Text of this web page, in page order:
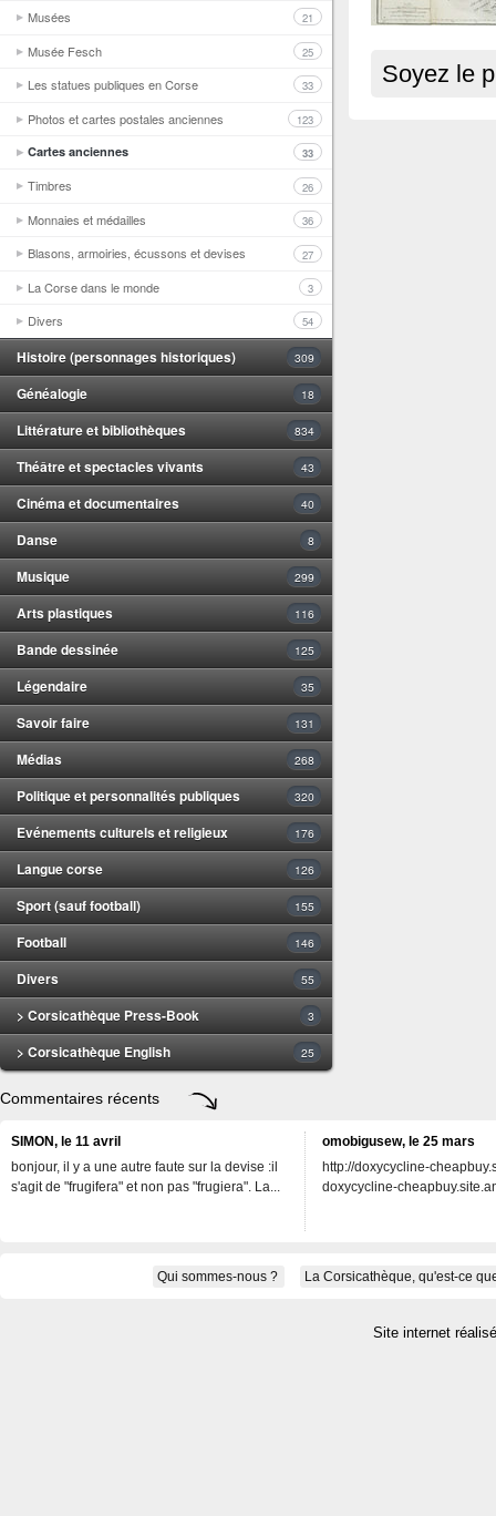
Musées 21
Musée Fesch 25
Les statues publiques en Corse 33
Photos et cartes postales anciennes 123
Cartes anciennes 33
Timbres 26
Monnaies et médailles 36
Blasons, armoiries, écussons et devises 27
La Corse dans le monde 3
Divers 54
Histoire (personnages historiques) 309
Généalogie 18
Littérature et bibliothèques 834
Théâtre et spectacles vivants 43
Cinéma et documentaires 40
Danse 8
Musique 299
Arts plastiques 116
Bande dessinée 125
Légendaire 35
Savoir faire 131
Médias 268
Politique et personnalités publiques 320
Evénements culturels et religieux 176
Langue corse 126
Sport (sauf football) 155
Football 146
Divers 55
> Corsicathèque Press-Book 3
> Corsicathèque English 25
Soyez le
Commentaires récents
SIMON, le 11 avril
bonjour, il y a une autre faute sur la devise :il
s'agit de "frugifera" et non pas "frugiera". La...
omobigusew, le 25 mars
http://doxycycline-
doxycycline-
Qui sommes-nous ? La Corsicathèque, qu'est-ce
Site internet